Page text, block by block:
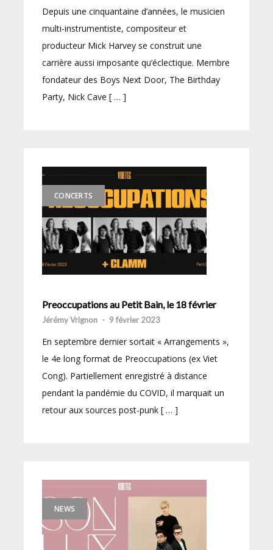
Depuis une cinquantaine d’années, le musicien
multi-instrumentiste, compositeur et
producteur Mick Harvey se construit une
carrière aussi imposante qu’éclectique. Membre
fondateur des Boys Next Door, The Birthday
Party, Nick Cave [ … ]
CONCERTS
Preoccupations au Petit Bain, le 18 février
Jérémy Vrignon - 9 février 2023
En septembre dernier sortait « Arrangements »,
le 4e long format de Preoccupations (ex Viet
Cong). Partiellement enregistré à distance
pendant la pandémie du COVID, il marquait un
retour aux sources post-punk [ … ]
NEWS